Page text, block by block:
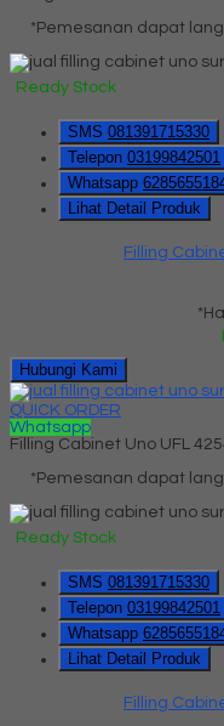
*Pemesanan dapat
Ready Stock
SMS 081391715330
Telepon 03199842501
Whatsapp
Lihat Detail Produk
Filling
Hubungi Kami
QUICK ORDER
Whatsapp
Filling Cabinet Uno UFL
*Pemesanan dapat
Ready Stock
SMS 081391715330
Telepon 03199842501
Whatsapp
Lihat Detail Produk
Filling